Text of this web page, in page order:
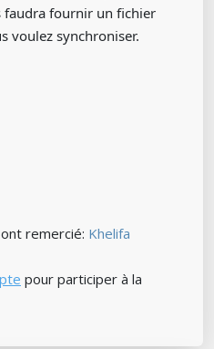
fournir un fichier
voulez synchroniser.
remercié: Khelifa
pour participer à la